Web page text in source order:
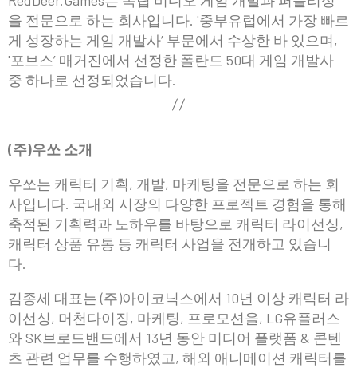
을 전문으로 하는 회사입니다. '중부유럽에서 가장 빠르
게 성장하는 게임 개발사’ 부문에서 수상한 바 있으며,
'포브스’ 매거진에서 선정한 폴란드 50대 게임 개발사
중 하나로 선정되었습니다.
(주)우쏘 소개
우쏘는 캐릭터 기획, 개발, 마케팅을 전문으로 하는 회
사입니다. 국내외 시장의 다양한 프로젝트 경험을 통해
축적된 기획력과 노하우를 바탕으로 캐릭터 라이선싱,
캐릭터 상품 유통 등 캐릭터 사업을 전개하고 있습니
다.
김종세 대표는 (주)아이코닉스에서 10년 이상 캐릭터 라
이선싱, 머천다이징, 마케팅, 프로모션을, LG유플러스
와 SK브로드밴드에서 13년 동안 미디어 플랫폼 & 콘텐
츠 관련 업무를 수행하였고, 해외 애니메이션 캐릭터를